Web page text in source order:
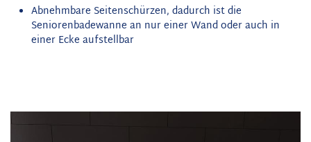
Abnehmbare Seitenschürzen, dadurch ist die
Seniorenbadewanne an nur einer Wand oder auch in
einer Ecke aufstellbar